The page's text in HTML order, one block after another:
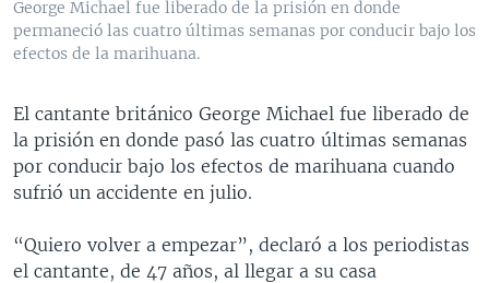
VENEZUELA
BRASIL
NICARAGUA
ECONOMÍA
ENTRETENIMIENTO Y CULTURA
DEPORTES
CIENCIA Y SALUD
MULTIMEDIA
VIDEOS
AUDIOS
PROGRAMAS TV
FORO INTERAMERICANO
VISIÓN 360
PANORAMA
AVANCE INFORMATIVO
AUDIONOTICIAS
ESTADOS UNIDOS AL DÍA
DIRECT
DOCUMENTALES DE LA VOA
Learning English
George Michael fue liberado de la prisión en donde
permaneció las cuatro últimas semanas por conducir bajo los
efectos de la marihuana.
El cantante británico George Michael fue liberado de
la prisión en donde pasó las cuatro últimas semanas
por conducir bajo los efectos de marihuana cuando
sufrió un accidente en julio.
“Quiero volver a empezar”, declaró a los periodistas
el cantante, de 47 años, al llegar a su casa